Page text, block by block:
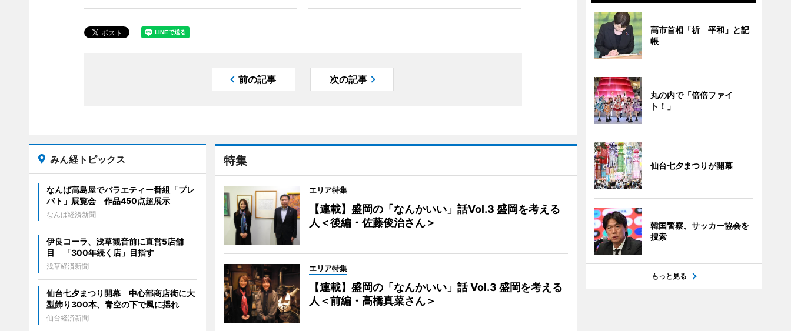
前の記事 次の記事
特集
エリア特集
【連載】盛岡の「なんかいい」話Vol.3 盛岡を考える
人＜後編・佐藤俊治さん＞
エリア特集
【連載】盛岡の「なんかいい」話 Vol.3 盛岡を考える
人＜前編・高橋真菜さん＞
みん経トピックス
なんば高島屋でバラエティー番組「プレ
バト」展覧会 作品450点超展示
なんば経済新聞
伊良コーラ、浅草観音前に直営5店舗
目 「300年続く店」目指す
浅草経済新聞
仙台七夕まつり開幕 中心部商店街に大
型飾り300本、青空の下で風に揺れ
仙台経済新聞
高市首相「祈 平和」と記
帳
丸の内で「倍倍ファイ
ト！」
仙台七夕まつりが開幕
韓国警察、サッカー協会を
捜索
もっと見る